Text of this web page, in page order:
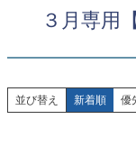
女の子ドレス
七五三着物
発表会・コン
Angel's Closet
Rentalレンタル
Atelier
３月専用
並び替え 新着順 優